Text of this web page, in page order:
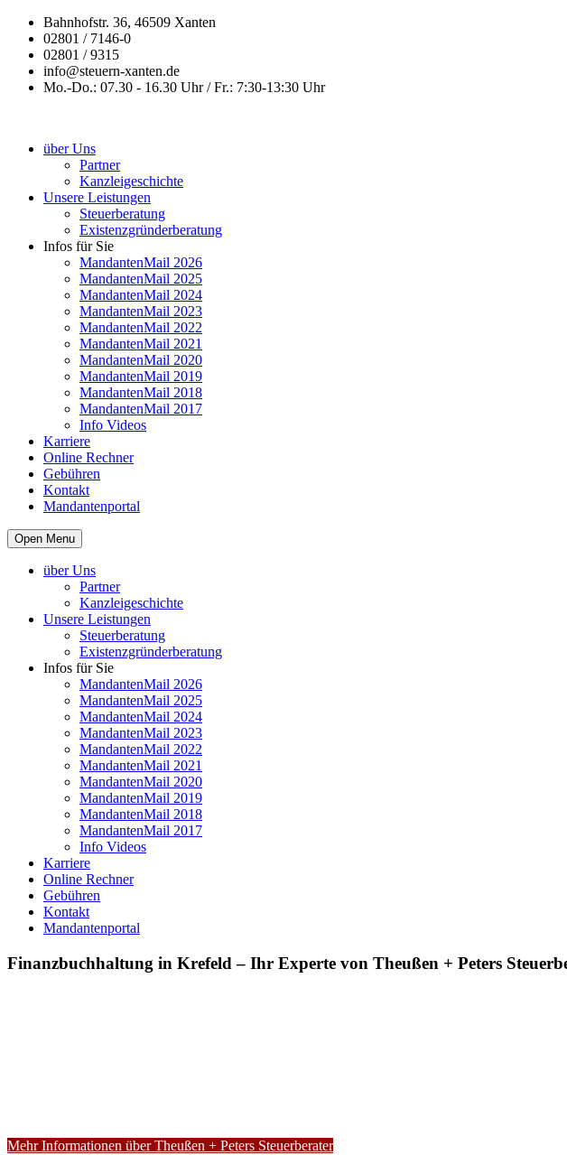
Bahnhofstr. 36, 46509 Xanten
02801 / 7146-0
02801 / 9315
info@steuern-xanten.de
Mo.-Do.: 07.30 - 16.30 Uhr / Fr.: 7:30-13:30 Uhr
über Uns
Partner
Kanzleigeschichte
Unsere Leistungen
Steuerberatung
Existenzgründerberatung
Infos für Sie
MandantenMail 2026
MandantenMail 2025
MandantenMail 2024
MandantenMail 2023
MandantenMail 2022
MandantenMail 2021
MandantenMail 2020
MandantenMail 2019
MandantenMail 2018
MandantenMail 2017
Info Videos
Karriere
Online Rechner
Gebühren
Kontakt
Mandantenportal
Open Menu
über Uns
Partner
Kanzleigeschichte
Unsere Leistungen
Steuerberatung
Existenzgründerberatung
Infos für Sie
MandantenMail 2026
MandantenMail 2025
MandantenMail 2024
MandantenMail 2023
MandantenMail 2022
MandantenMail 2021
MandantenMail 2020
MandantenMail 2019
MandantenMail 2018
MandantenMail 2017
Info Videos
Karriere
Online Rechner
Gebühren
Kontakt
Mandantenportal
Finanzbuchhaltung in Krefeld – Ihr Experte von Theußen + Peters
Mehr Informationen über Theußen + Peters Steuerberater